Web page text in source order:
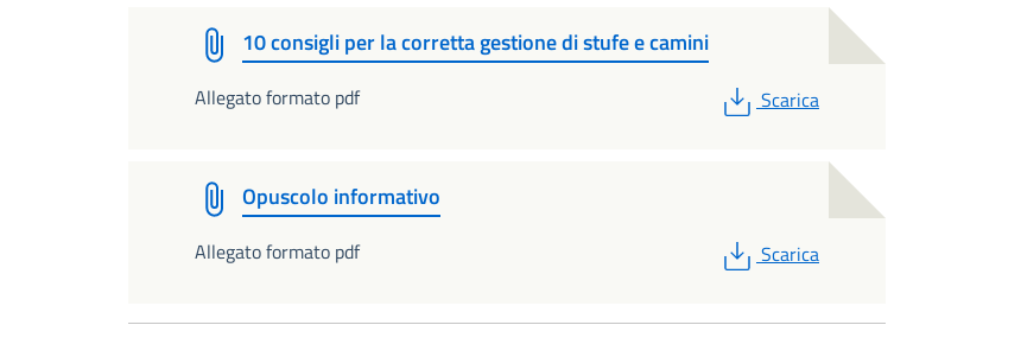
10 consigli per la corretta gestione di stufe e camini
Allegato formato pdf PDF
Scarica
Opuscolo informativo
Allegato formato pdf PDF
Scarica